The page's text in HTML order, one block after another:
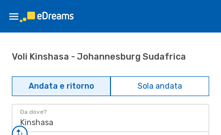
Voli Kinshasa - Johannesburg Sudafrica
Andata e ritorno Sola andata
Da dove?
Kinshasa